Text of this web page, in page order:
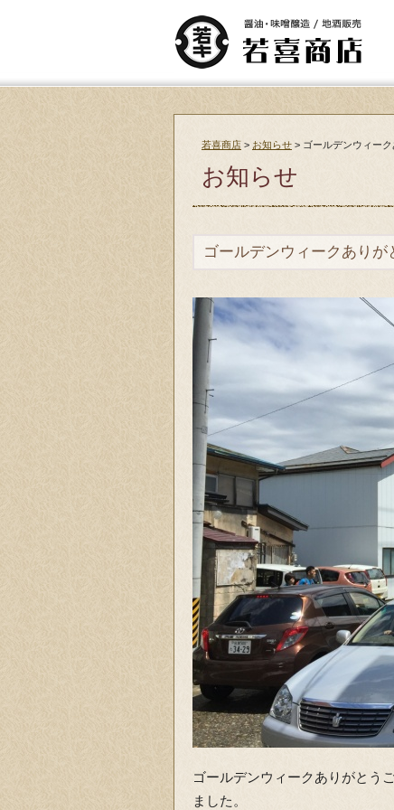
若喜商店 > お知らせ > ゴールデンウィーク
お知らせ
ゴールデンウィークありが
ゴールデンウィークありがとう
ました。